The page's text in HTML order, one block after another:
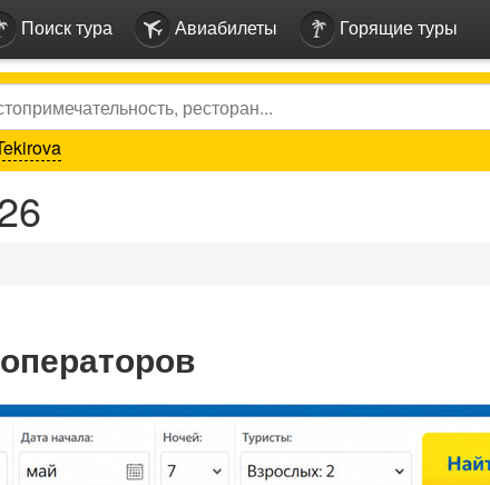
Поиск тура Авиабилеты Горящие туры